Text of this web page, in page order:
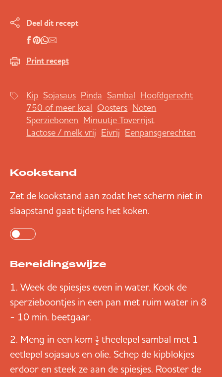
Deel dit recept
Print recept
Kip Sojasaus Pinda Sambal Hoofdgerecht
750 of meer kcal Oosters Noten
Sperziebonen Minuutje Toverrijst
Lactose / melk vrij Eivrij Eenpansgerechten
Kookstand
Zet de kookstand aan zodat het scherm niet in
slaapstand gaat tijdens het koken.
Bereidingswijze
Week de spiesjes even in water. Kook de
sperzieboontjes in een pan met ruim water in 8
- 10 min. beetgaar.
Meng in een kom ½ theelepel sambal met 1
eetlepel sojasaus en olie. Schep de kipblokjes
erdoor en steek ze aan de spiesjes. Rooster de